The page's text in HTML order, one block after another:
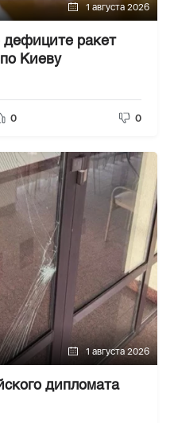
1 августа 2026
ракет
Киеву
0 0
1 августа 2026
дипломата